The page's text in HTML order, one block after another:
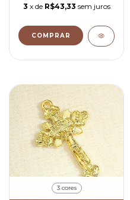
3 x de R$43,33 sem juros
COMPRAR
3 cores